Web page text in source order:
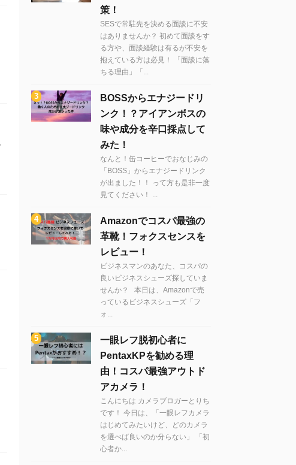
策！
SESで常駐先を決める面談に不安
はありませんか？ 初めて面談をす
る方や、面談経験は有るが不安を
抱えている方は必見！ 「面談に落
ちる理由」「...
BOSSからエナジードリ
ンク！？アイアンボスの
味や成分を辛口採点して
みた！
なんと！缶コーヒーでおなじみの
「BOSS」からエナジードリンク
が出ました！！ って方も是非一度
見てください！ ...
Amazonでコスパ最強の
革靴！フォクスセンスを
レビュー！
ビジネスマンのあなた、コスパの
良いビジネスシューズ探していま
せんか？ 本日は、Amazonで売
っているビジネスシューズ「フ
ォ...
一眼レフ脱初心者に
PentaxKPを勧める理
由！コスパ最強アウトド
アカメラ！
こんにちは カメラブロガーとりち
です！ 今日は、「一眼レフカメラ
はじめてみたいけど、どのカメラ
を選べば良いのか分らない」 「初
心者か...